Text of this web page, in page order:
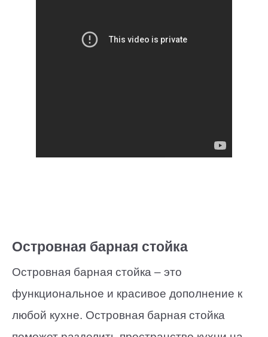
Островная барная стойка
Островная барная стойка – это
функциональное и красивое дополнение к
любой кухне. Островная барная стойка